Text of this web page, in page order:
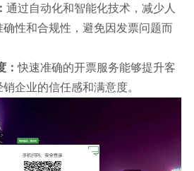
通过自动化和智能化技术，减少人
性和合规性，避免因发票问题而
：快速准确的开票服务能够提升客
企业的信任感和满意度。